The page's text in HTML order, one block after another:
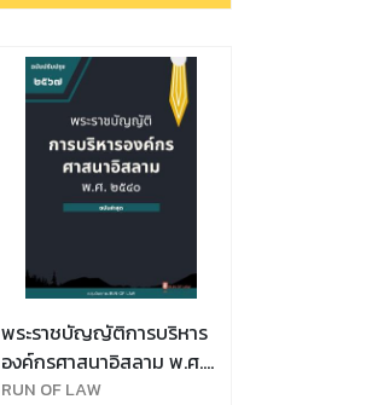
พระราชบัญญัติการบริหาร
องค์กรศาสนาอิสลาม พ.ศ.
๒๕๔๐
RUN OF LAW